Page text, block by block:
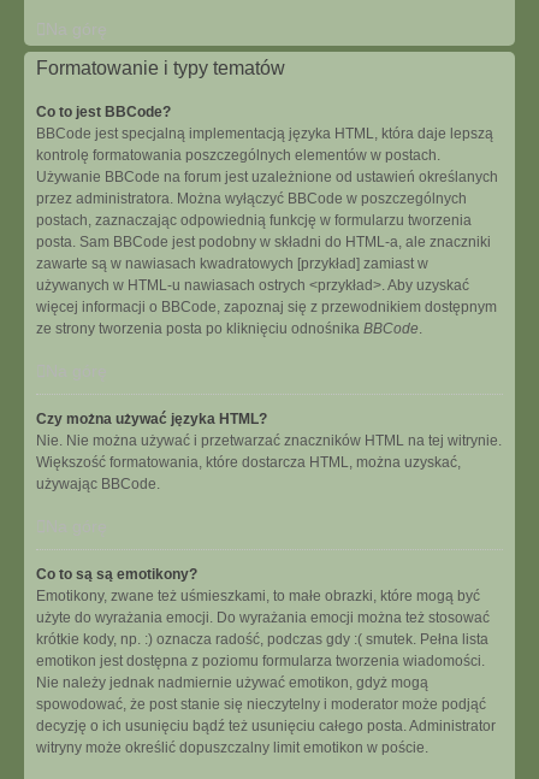
Na górę
Formatowanie i typy tematów
Co to jest BBCode?
BBCode jest specjalną implementacją języka HTML, która daje lepszą
kontrolę formatowania poszczególnych elementów w postach.
Używanie BBCode na forum jest uzależnione od ustawień określanych
przez administratora. Można wyłączyć BBCode w poszczególnych
postach, zaznaczając odpowiednią funkcję w formularzu tworzenia
posta. Sam BBCode jest podobny w składni do HTML-a, ale znaczniki
zawarte są w nawiasach kwadratowych [przykład] zamiast w
używanych w HTML-u nawiasach ostrych <przykład>. Aby uzyskać
więcej informacji o BBCode, zapoznaj się z przewodnikiem dostępnym
ze strony tworzenia posta po kliknięciu odnośnika BBCode.
Czy można używać języka HTML?
Nie. Nie można używać i przetwarzać znaczników HTML na tej witrynie.
Większość formatowania, które dostarcza HTML, można uzyskać,
używając BBCode.
Co to są są emotikony?
Emotikony, zwane też uśmieszkami, to małe obrazki, które mogą być
użyte do wyrażania emocji. Do wyrażania emocji można też stosować
krótkie kody, np. :) oznacza radość, podczas gdy :( smutek. Pełna lista
emotikon jest dostępna z poziomu formularza tworzenia wiadomości.
Nie należy jednak nadmiernie używać emotikon, gdyż mogą
spowodować, że post stanie się nieczytelny i moderator może podjąć
decyzję o ich usunięciu bądź też usunięciu całego posta. Administrator
witryny może określić dopuszczalny limit emotikon w poście.